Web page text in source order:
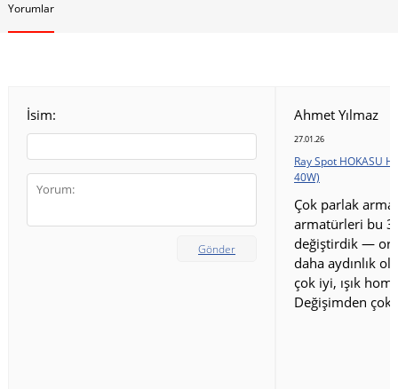
Yorumlar
İsim:
Gönder
Ahmet Yılmaz
27.01.26
Ray Spot HOKASU
40W)
Çok parlak
armatürleri bu
değiştirdik —
daha aydınlık
çok iyi, ışık
Değişimden çok